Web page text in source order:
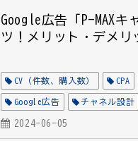
Google広告「P-MAXキ
ツ！メリット・デメリ
CV（件数、購入数） CPA
Google広告 チャネル設計
2024-06-05